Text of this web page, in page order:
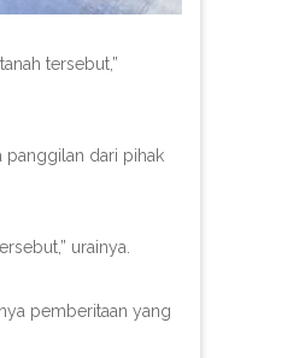
tersebut,”
panggilan dari pihak
urainya.
pemberitaan yang